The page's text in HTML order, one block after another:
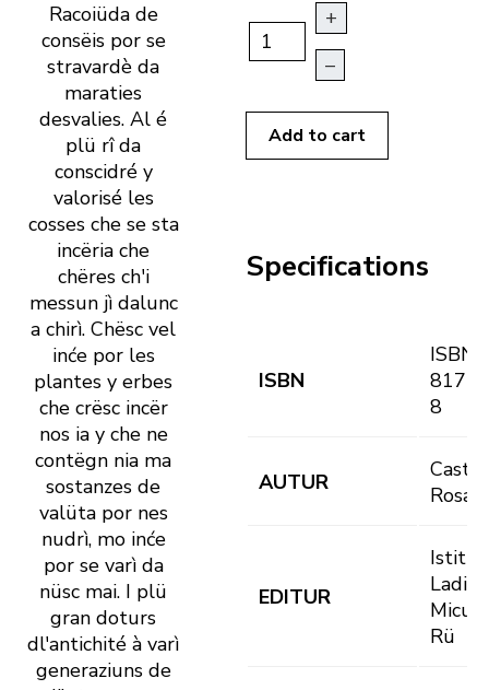
Racoiüda de
consëis por se
stravardè da
maraties
desvalies. Al é
plü rî da
conscidré y
valorisé les
cosses che se sta
incëria che
chëres ch'i
messun jì dalunc
a chirì. Chësc vel
inće por les
plantes y erbes
che crësc incër
nos ia y che ne
contëgn nia ma
sostanzes de
valüta por nes
nudrì, mo inće
por se varì da
nüsc mai. I plü
gran doturs
dl'antichité à varì
generaziuns de
+
–
Add to cart
Specifications
ISBN
ISBN
8
AUTUR
Rosa
EDITUR
Istitut
Ladin
Rü